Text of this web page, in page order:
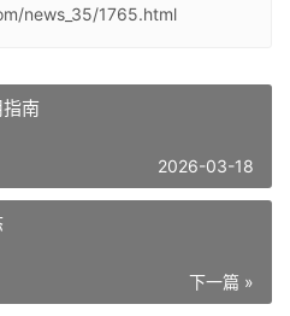
news_35/1765.html
南
2026-03-18
下一篇 »